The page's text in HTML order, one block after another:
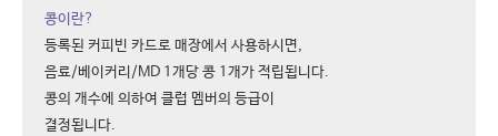
콩이란?
등록된 커피빈 카드로 매장에서 사용하시면,
음료/베이커리/MD 1개당 콩 1개가 적립됩니다.
콩의 개수에 의하여 클럽 멤버의 등급이
결정됩니다.